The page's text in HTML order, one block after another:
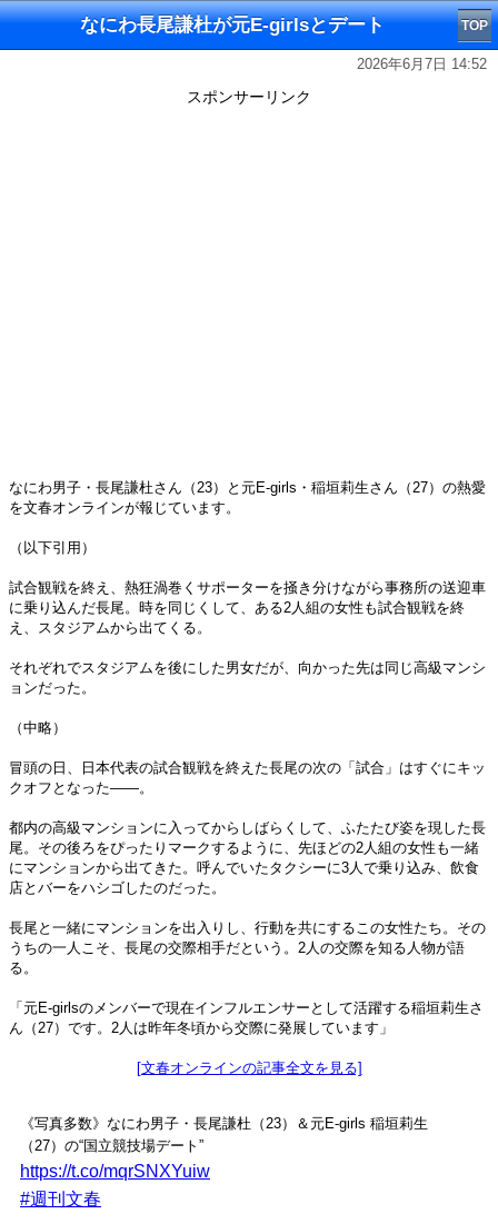
なにわ長尾謙杜が元E-girlsとデート TOP
2026年6月7日 14:52
スポンサーリンク
なにわ男子・長尾謙杜さん（23）と元E-girls・稲垣莉生さん（27）の熱愛
を文春オンラインが報じています。
（以下引用）
試合観戦を終え、熱狂渦巻くサポーターを掻き分けながら事務所の送迎車
に乗り込んだ長尾。時を同じくして、ある2人組の女性も試合観戦を終
え、スタジアムから出てくる。
それぞれでスタジアムを後にした男女だが、向かった先は同じ高級マンシ
ョンだった。
（中略）
冒頭の日、日本代表の試合観戦を終えた長尾の次の「試合」はすぐにキッ
クオフとなった――。
都内の高級マンションに入ってからしばらくして、ふたたび姿を現した長
尾。その後ろをぴったりマークするように、先ほどの2人組の女性も一緒
にマンションから出てきた。呼んでいたタクシーに3人で乗り込み、飲食
店とバーをハシゴしたのだった。
長尾と一緒にマンションを出入りし、行動を共にするこの女性たち。その
うちの一人こそ、長尾の交際相手だという。2人の交際を知る人物が語
る。
「元E-girlsのメンバーで現在インフルエンサーとして活躍する稲垣莉生さ
ん（27）です。2人は昨年冬頃から交際に発展しています」
[文春オンラインの記事全文を見る]
《写真多数》なにわ男子・長尾謙杜（23）＆元E-girls 稲垣莉生
（27）の“国立競技場デート”
https://t.co/mqrSNXYuiw
#週刊文春